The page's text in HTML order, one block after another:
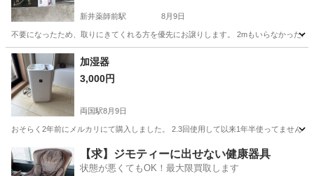
新井薬師前駅 8月9日
不要になったため、取りにきてくれる方を優先にお譲りします。 2mもいらなかった
東京 中野区 新井薬師前駅
加湿器
3,000円
両国駅8月9日
おそらく2年前にメルカリにて購入しました。 2.3回使用して以来1年半使ってません。
東京 墨田区 両国駅 季節、空調家電
【求】ジモティーに出せない健康器具
状態が悪くてもOK！最大限買取します